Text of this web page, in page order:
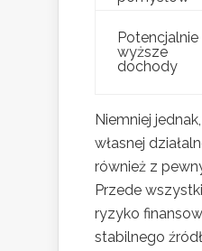
Potencjalnie
wyższe
dochody
Niemniej
własnej
również z
Przede
ryzyko
stabilnego